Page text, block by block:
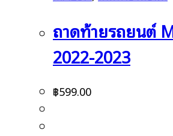
ถาดท้ายรถยนต์
2022-2023
฿599.00